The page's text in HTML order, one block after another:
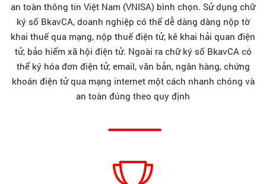
Tra
cứu
chứng
thư
số
an toàn thông tin Việt Nam (VNISA) bình chọn. Sử dụng chữ
ký số BkavCA, doanh nghiệp có thể dễ dàng dàng nộp tờ
khai thuế qua mạng, nộp thuế điện tử, kê khai hải quan điện
tử, bảo hiểm xã hội điện tử. Ngoài ra chữ ký số BkavCA có
thể ký hóa đơn điện tử, email, văn bản, ngân hàng, chứng
khoán điện tử qua mạng internet một cách nhanh chóng và
an toàn đúng theo quy định